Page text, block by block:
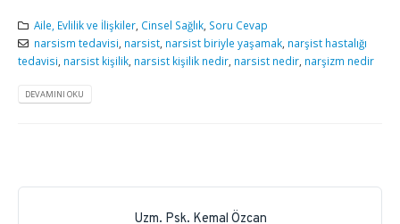
Aile, Evlilik ve İlişkiler, Cinsel Sağlık, Soru Cevap
narsism tedavisi, narsist, narsist biriyle yaşamak, narşist hastalığı
tedavisi, narsist kişilik, narsist kişilik nedir, narsist nedir, narşizm nedir
DEVAMINI OKU
Uzm. Psk. Kemal Özcan